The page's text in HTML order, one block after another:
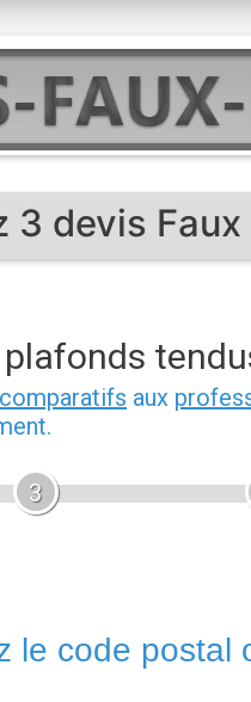
3 devis
aux
3
le code postal